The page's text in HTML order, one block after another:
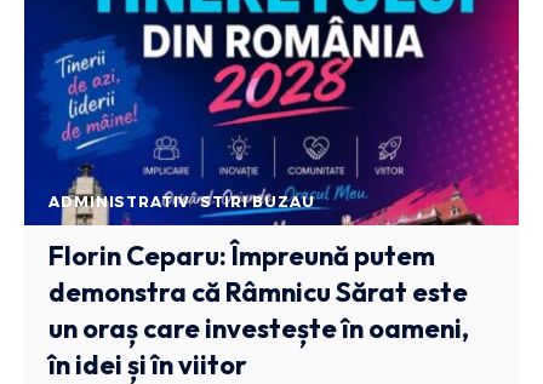
ADMINISTRATIV STIRI BUZAU
Florin Ceparu: Împreună putem
demonstra că Râmnicu Sărat este
un oraș care investește în oameni,
în idei și în viitor